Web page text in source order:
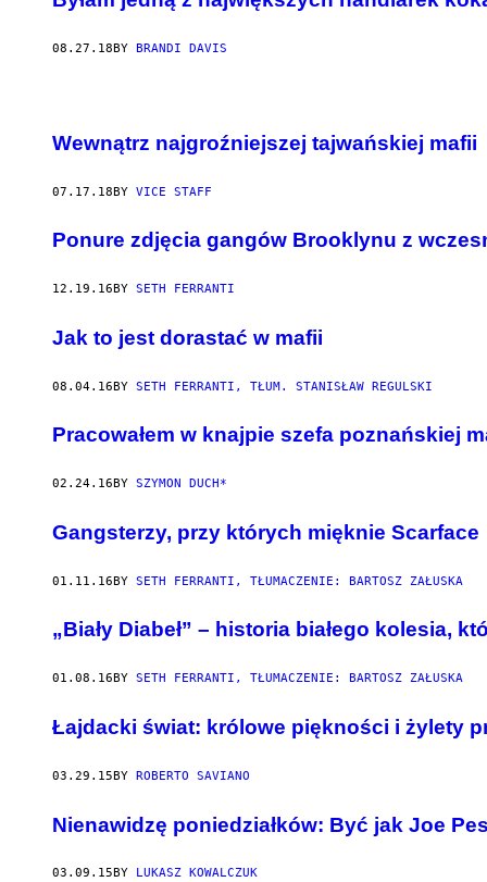
08.27.18 BY BRANDI DAVIS
Wewnątrz najgroźniejszej tajwańskiej mafii
07.17.18BY VICE STAFF
Ponure zdjęcia gangów Brooklynu z
12.19.16 BY SETH FERRANTI
Jak to jest dorastać w mafii
08.04.16BY SETH FERRANTI, TŁUM. STANISŁAW REGULSKI
Pracowałem w knajpie szefa poznańskiej
02.24.16 BY SZYMON DUCH*
Gangsterzy, przy których mięknie Scarface
01.11.16BY SETH FERRANTI, TŁUMACZENIE: BARTOSZ ZAŁUSKA
„Biały Diabeł” – historia białego kolesia,
01.08.16 BY SETH FERRANTI, TŁUMACZENIE: BARTOSZ ZAŁUSKA
Łajdacki świat: królowe piękności i żylety
03.29.15BY ROBERTO SAVIANO
Nienawidzę poniedziałków: Być jak Joe
03.09.15 BY LUKASZ KOWALCZUK